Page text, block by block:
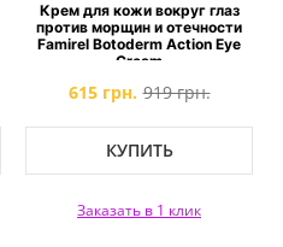
Крем для кожи вокруг глаз
против морщин и отечности
Famirel Botoderm Action Eye
Cream
615 грн. 919 грн.
КУПИТЬ
Заказать в 1 клик